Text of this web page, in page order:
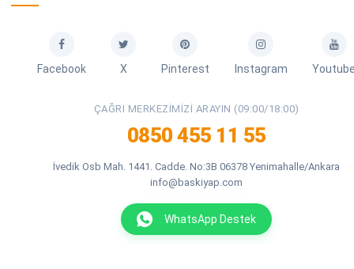
Facebook X Pinterest Instagram
ÇAĞRI MERKEZIMIZI ARAYIN (09:00/18:00)
0850 455 11 55
İvedik Osb Mah. 1441. Cadde. No:3B 06378 Yenimahalle/Ankara
info@baskiyap.com
WhatsApp Destek